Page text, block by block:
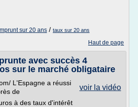
sur 20 ans / taux sur 20 ans
Haut de page
avec succès 4
sur le marché obligataire
voir la vidéo
L'Espagne a réussi
de
à des taux d'intérêt